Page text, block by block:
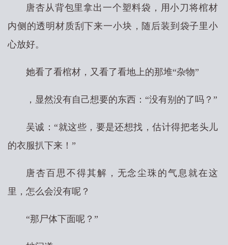
唐杏从背包里拿出一个塑料袋，用小刀将棺材
内侧的透明材质刮下来一小块，随后装到袋子里小
心放好。
她看了看棺材，又看了看地上的那堆“杂物”
，显然没有自己想要的东西：“没有别的了吗？”
吴诚：“就这些，要是还想找，估计得把老头儿
的衣服扒下来！”
唐杏百思不得其解，无念尘珠的气息就在这
里，怎么会没有呢？
“那尸体下面呢？”